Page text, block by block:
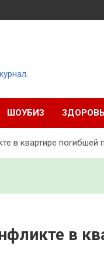
ШОУБИЗ
в квартире
в